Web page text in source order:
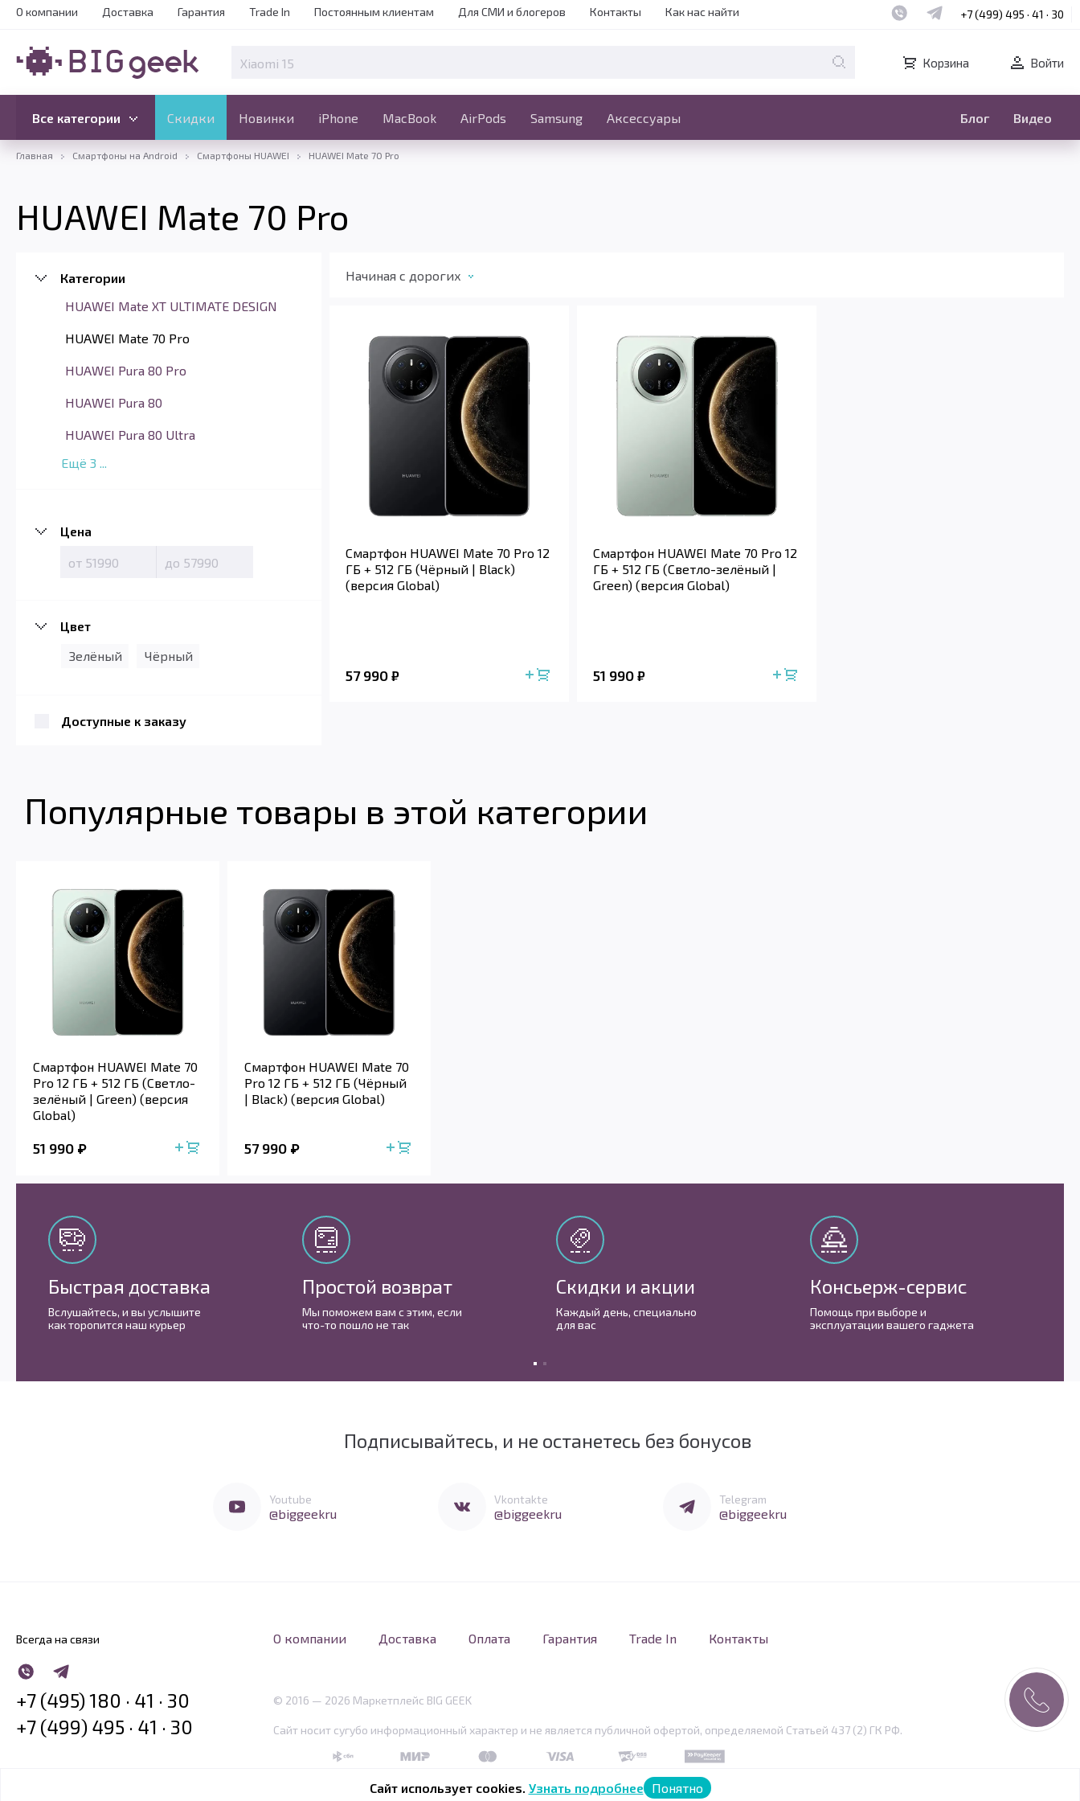
О компании Доставка Гарантия Trade In Постоянным клиентам Для СМИ и блогеров Контакты Как нас найти Наш whatsapp
Наш telegram
+7 (499) 495 · 41 · 30
Корзина Войти
Все категории Скидки Новинки iPhone MacBook AirPods Samsung Аксессуары Блог Видео
Скидки Новинки iPhone MacBook
Все категории Ещё
Главная Смартфоны на Android Смартфоны HUAWEI HUAWEI Mate 70 Pro
HUAWEI Mate 70 Pro
Категории
HUAWEI Mate XT ULTIMATE DESIGN
HUAWEI Mate 70 Pro
HUAWEI Pura 80 Pro
HUAWEI Pura 80
HUAWEI Pura 80 Ultra
Ещё 3 ...
Цена
Цвет
Зелёный
Чёрный
Доступные к заказу
Начиная с дорогих
Смартфон HUAWEI Mate 70 Pro 12
ГБ + 512 ГБ (Чёрный | Black)
(версия Global)
57 990 ₽
Смартфон HUAWEI Mate 70 Pro 12
ГБ + 512 ГБ (Светло-зелёный |
Green) (версия Global)
51 990 ₽
Популярные товары в этой категории
Смартфон HUAWEI Mate 70
Pro 12 ГБ + 512 ГБ (Светло-
зелёный | Green) (версия
Global)
51 990
Смартфон HUAWEI Mate 70
Pro 12 ГБ + 512 ГБ (Чёрный
| Black) (версия Global)
57 990
Быстрая доставка
Вслушайтесь, и вы услышите
как торопится наш курьер
Простой возврат
Мы поможем вам с этим, если
что-то пошло не так
Скидки и акции
Каждый день, cпециально
для вас
Консьерж-сервис
Помощь при выборе и
эксплуатации вашего гаджета
Подписывайтесь, и не останетесь без бонусов
Youtube
@biggeekru
Vkontakte
@biggeekru
Telegram
@biggeekru
О компании Доставка Оплата Гарантия Trade In Контакты
Всегда на связи
WhatsAppTelegram
+7 (495) 180 · 41 · 30
+7 (499) 495 · 41 · 30
© 2016 — 2026 Маркетплейс BIG GEEK
Сайт носит сугубо информационный характер и не является публичной офертой, определяемой Статьей 437 (2) ГК РФ.
SBP MIR MasterCard Visa PCI DSS PayKeeper
Сайт использует cookies. Узнать подробнее Понятно